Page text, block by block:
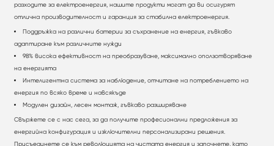
разходите за електроенергия, нашите продукти могат да ви осигурят
отлична производителност и гаранция за стабилна електроенергия.
Поддръжка на различни батерии за съхранение на енергия, гъвкаво
адаптиране към различните нужди
98% висока ефективност на преобразуване, максимално оползотворяване
на енергията
Интелигентна система за наблюдение, отчитане на потреблението на
енергия по всяко време и навсякъде
Модулен дизайн, лесен монтаж, гъвкаво разширяване
Свържете се с нас сега, за да получите професионални предложения за
енергийна конфигурация и изключителни персонализирани решения.
Присъединете се към революцията на чистата енергия и започнете, като